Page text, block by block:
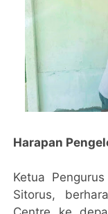
Harapan
Ketua
Sitorus,